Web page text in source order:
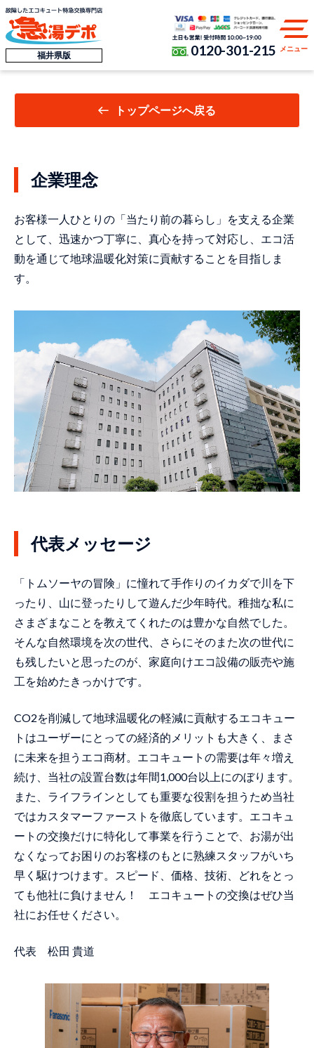
福井県版 0120-301-215 メニュー
トップページへ戻る
企業理念
お客様一人ひとりの「当たり前の暮らし」を支える企業
として、迅速かつ丁寧に、真心を持って対応し、エコ活
動を通じて地球温暖化対策に貢献することを目指しま
す。
代表メッセージ
「トムソーヤの冒険」に憧れて手作りのイカダで川を下
ったり、山に登ったりして遊んだ少年時代。稚拙な私に
さまざまなことを教えてくれたのは豊かな自然でした。
そんな自然環境を次の世代、さらにそのまた次の世代に
も残したいと思ったのが、家庭向けエコ設備の販売や施
工を始めたきっかけです。
CO2を削減して地球温暖化の軽減に貢献するエコキュー
トはユーザーにとっての経済的メリットも大きく、まさ
に未来を担うエコ商材。エコキュートの需要は年々増え
続け、当社の設置台数は年間1,000台以上にのぼります。
また、ライフラインとしても重要な役割を担うため当社
ではカスタマーファーストを徹底しています。エコキュ
ートの交換だけに特化して事業を行うことで、お湯が出
なくなってお困りのお客様のもとに熟練スタッフがいち
早く駆けつけます。スピード、価格、技術、どれをとっ
ても他社に負けません！ エコキュートの交換はぜひ当
社にお任せください。
代表 松田 貴道